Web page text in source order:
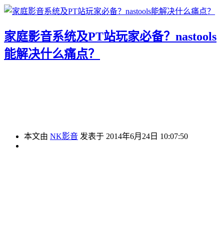
家庭影音系统及PT站玩家必备？nastools
能解决什么痛点？
本文由 NK影音 发表于 2014年6月24日 10:07:50